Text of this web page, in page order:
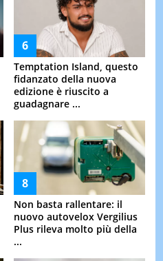
Temptation Island, questo
fidanzato della nuova
edizione è riuscito a
guadagnare ...
Non basta rallentare: il
nuovo autovelox Vergilius
Plus rileva molto più della
...